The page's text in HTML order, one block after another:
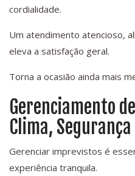
cordialidade.
Um atendimento atencioso,
eleva a satisfação geral.
Torna a ocasião ainda mais
Gerenciamento
Clima,
Gerenciar imprevistos é
experiência tranquila.